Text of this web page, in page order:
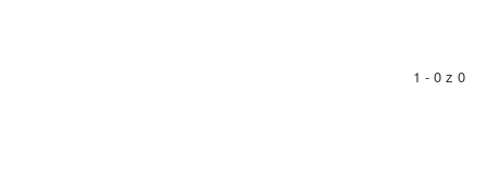
1 - 0 z 0